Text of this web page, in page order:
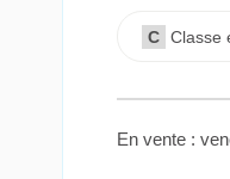
C Classe
En vente :